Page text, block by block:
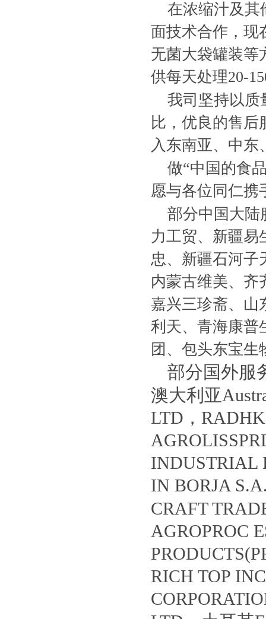
在浓缩汁及其
面技术合作，现
无菌大袋罐装等
供每天处理20-
我司坚持以质
比，优良的售
入东南亚、中
做“中国的食
愿与各位同仁携
部分中国大陆
力工贸、新疆易
忠、新疆石河子
内蒙古维美、齐
嘉兴三珍斋、山
利天、青海康普
团、包头东宝
部分国外服
澳大利亚
LTD，
INDUSTRIAL
IN BORJA
CRAFT
AGROPROC
RICH TOP